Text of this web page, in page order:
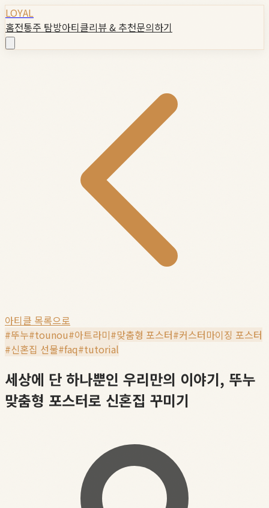
LOYAL
홈전통주 탐방아티클리뷰 & 추천문의하기
아티클 목록으로
#뚜누#tounou#아트라미#맞춤형 포스터#커스터마이징 포스터
#신혼집 선물#faq#tutorial
세상에 단 하나뿐인 우리만의 이야기, 뚜누
맞춤형 포스터로 신혼집 꾸미기